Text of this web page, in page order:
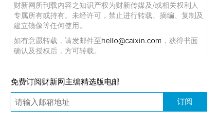
财新网所刊载内容之知识产权为财新传媒及/或相关权利人
专属所有或持有。未经许可，禁止进行转载、摘编、复制及
建立镜像等任何使用。
如有意愿转载，请发邮件至hello@caixin.com ，获得书面
确认及授权后，方可转载。
免费订阅财新网主编精选版电邮
订阅